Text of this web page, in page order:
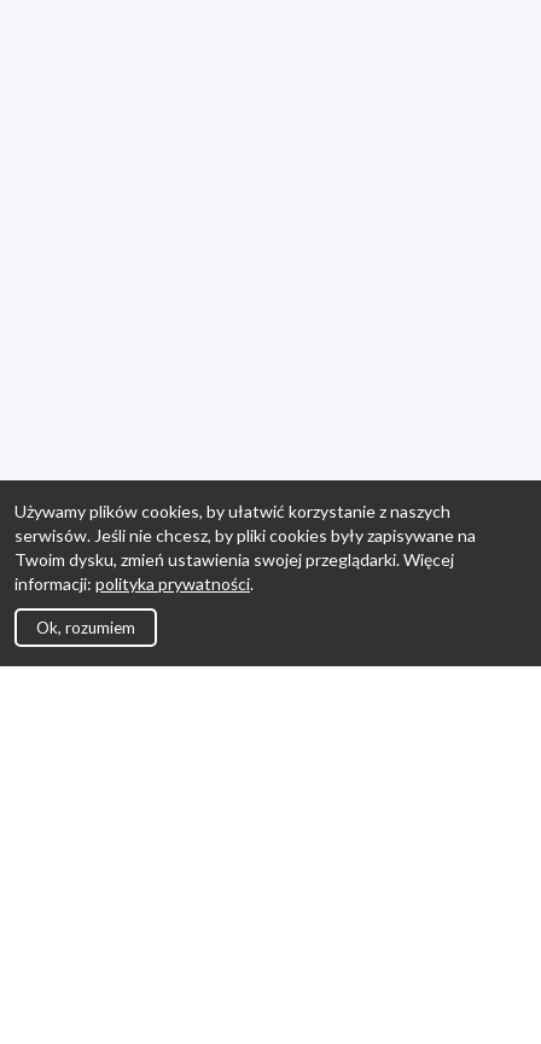
Używamy plików cookies, by ułatwić korzystanie z naszych
serwisów. Jeśli nie chcesz, by pliki cookies były zapisywane na
Twoim dysku, zmień ustawienia swojej przeglądarki. Więcej
informacji: polityka prywatności.
Ok, rozumiem